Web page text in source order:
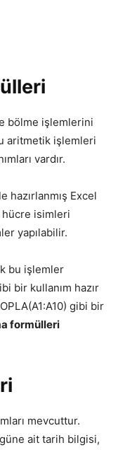
bölme işlemlerini
aritmetik işlemleri
vardır.
hazırlanmış Excel
isimleri
yapılabilir.
bu işlemler
bir kullanım hazır
gibi bir
formülleri
mevcuttur.
ait tarih bilgisi,